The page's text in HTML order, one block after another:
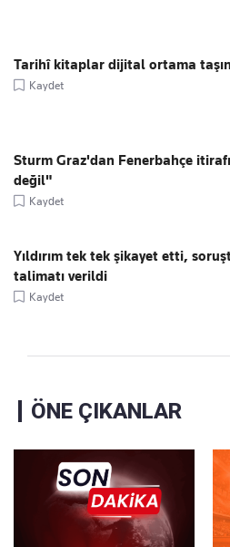
Tarihî kitaplar dijital ortama
Kaydet
Sturm Graz'dan Fenerbahçe
değil"
Kaydet
Yıldırım tek tek şikayet etti,
talimatı verildi
Kaydet
ÖNE ÇIKANLAR